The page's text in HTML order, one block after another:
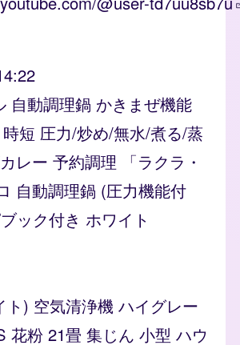
自動調理鍋 かきまぜ機能
短 圧力/炒め/無水/煮る/蒸
レー 予約調理 「ラクラ・
自動調理鍋 (圧力機能付
ック付き ホワイト
ト) 空気清浄機 ハイグレー
花粉 21畳 集じん 小型 ハウ